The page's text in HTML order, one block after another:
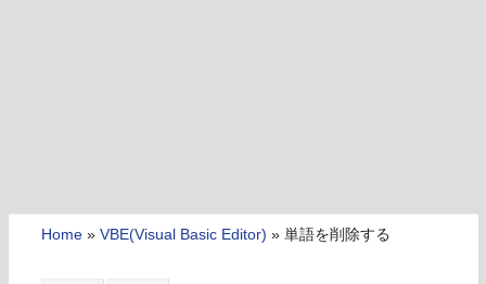
Home » VBE(Visual Basic Editor) » 単語を削除する